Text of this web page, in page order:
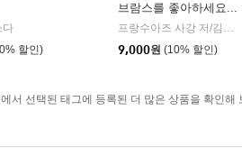
다
할인)
브람스를 좋아하세요...
프랑수아즈 사강 저/김남주 역
9,000원 (10% 할인)
서 선택된 태그에 등록된 더 많은 상품을 확인해